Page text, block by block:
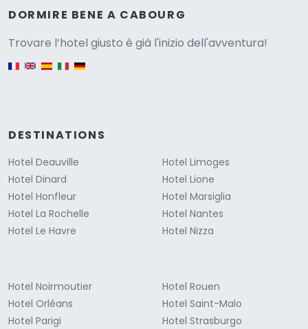
DORMIRE BENE A CABOURG
Trovare l’hotel giusto è già l'inizio dell'avventura!
DESTINATIONS
Hotel Deauville
Hotel Dinard
Hotel Honfleur
Hotel La Rochelle
Hotel Le Havre
Hotel Limoges
Hotel Lione
Hotel Marsiglia
Hotel Nantes
Hotel Nizza
Hotel Noirmoutier
Hotel Orléans
Hotel Parigi
Hotel Rouen
Hotel Saint-Malo
Hotel Strasburgo